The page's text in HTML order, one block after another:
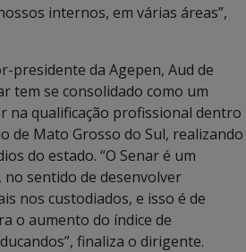
internos, em várias áreas”,
presidente da Agepen, Aud de
tem se consolidado como um
na qualificação profissional dentro
de Mato Grosso do Sul, realizando
do estado. “O Senar é um
sentido de desenvolver
nos custodiados, e isso é de
o aumento do índice de
finaliza o dirigente.